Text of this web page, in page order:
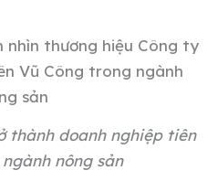
thành doanh nghiệp tiên
nông sản